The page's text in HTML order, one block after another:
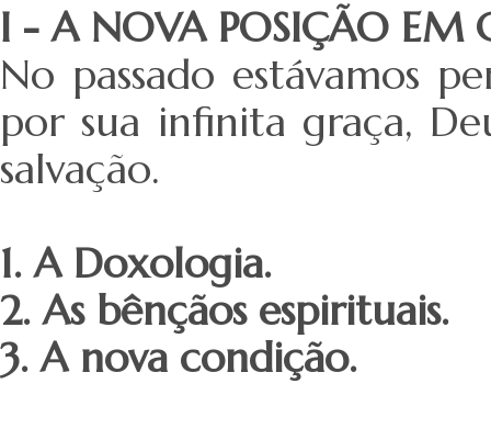
I - A NOVA POSIÇÃO EM
No passado estávamos
por sua infinita graça,
salvação.
1. A Doxologia.
2. As bênçãos espirituais.
3. A nova condição.